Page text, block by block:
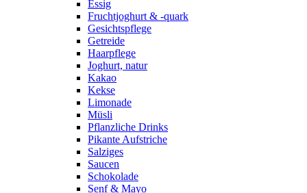
Essig
Fruchtjoghurt & -quark
Gesichtspflege
Getreide
Haarpflege
Joghurt, natur
Kakao
Kekse
Limonade
Müsli
Pflanzliche Drinks
Pikante Aufstriche
Salziges
Saucen
Schokolade
Senf & Mayo